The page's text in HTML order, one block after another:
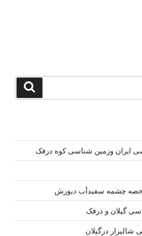
جستجو
ایران وزمین شناسی کوه درفک
چشمه سفیدآب دیورش
گیلان و درفک
درگیلان